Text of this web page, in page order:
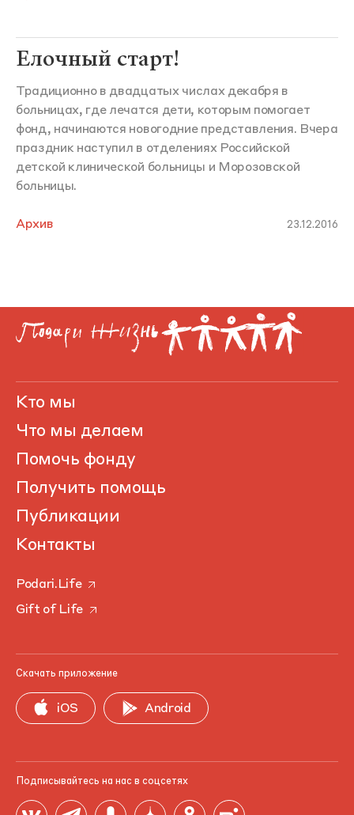
Елочный старт!
Традиционно в двадцатых числах декабря в
больницах, где лечатся дети, которым помогает
фонд, начинаются новогодние представления. Вчера
праздник наступил в отделениях Российской
детской клинической больницы и Морозовской
больницы.
Архив 23.12.2016
Кто мы
Что мы делаем
Помочь фонду
Получить помощь
Публикации
Контакты
Podari.Life
Gift of Life
Скачать приложение
iOS Android
Подписывайтесь на нас в соцсетях